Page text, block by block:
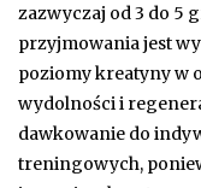
zazwyczaj od 3 do 5
przyjmowania jest
poziomy kreatyny w
wydolności i
dawkowanie do
treningowych,